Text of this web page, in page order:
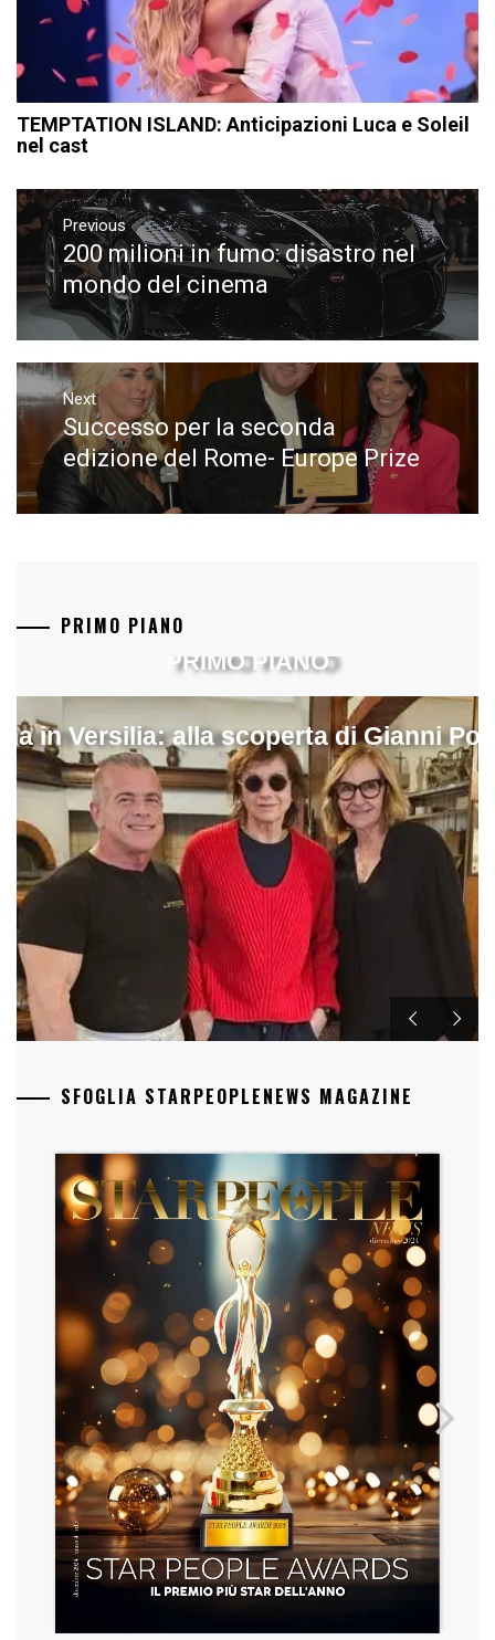
TEMPTATION ISLAND: Anticipazioni Luca e Soleil
nel cast
Navigazione
articoli
Previous
Previous
post:
200 milioni in fumo: disastro nel
mondo del cinema
Next
Next
post:
Successo per la seconda
edizione del Rome- Europe Prize
PRIMO PIANO
in Versilia: alla scoperta di Gianni
PRIMO PIANO
SFOGLIA STARPEOPLENEWS MAGAZINE